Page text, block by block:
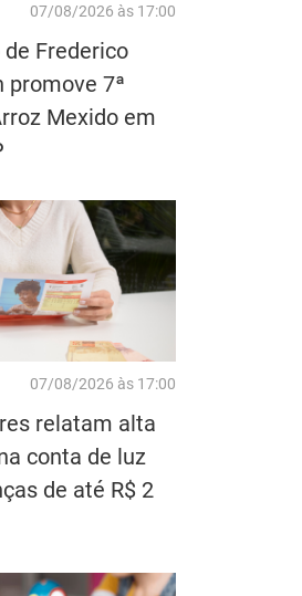
07/08/2026 às 17:00
de Frederico
promove 7ª
Mexido em
07/08/2026 às 17:00
relatam alta
conta de luz
de até R$ 2